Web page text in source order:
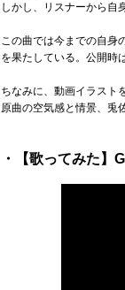
しかし、リスナーから自
この曲では今までの自身
を果たしている。公開時
ちなみに、動画イラスト
原曲の空気感と情景、兎
・【歌ってみた】